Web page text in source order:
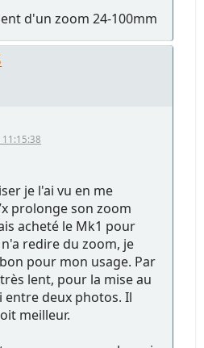
d'un zoom 24-100mm
11:15:38
je l'ai vu en me
prolonge son zoom
acheté le Mk1 pour
redire du zoom, je
pour mon usage. Par
lent, pour la mise au
deux photos. Il
meilleur.